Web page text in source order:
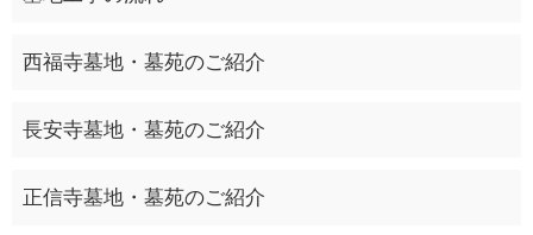
西福寺墓地・墓苑のご紹介
長安寺墓地・墓苑のご紹介
正信寺墓地・墓苑のご紹介